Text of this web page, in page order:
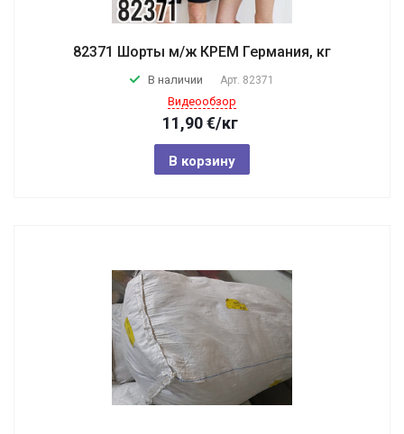
82371 Шорты м/ж КРЕМ Германия, кг
В наличии Арт. 82371
Видеообзор
11,90€/кг
В корзину